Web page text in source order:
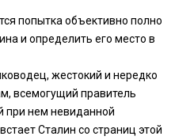
попытка объективно полно
и определить его место в
жестокий и нередко
всемогущий правитель
при нем невиданной
Сталин со страниц этой